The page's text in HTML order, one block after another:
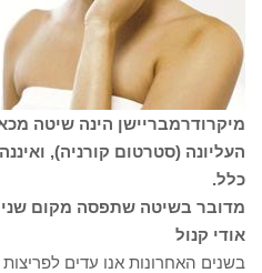
מיקרודרמבריישן הינה שיטה
העליונה (סטרטום קורניה),
כלל.
מדובר בשיטה שתפסה מקום שני
אודי קנול
בשנים האחרונות אנו עדים